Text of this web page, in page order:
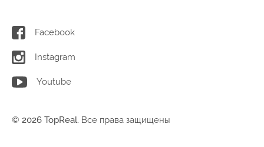
Facebook
Instagram
Youtube
© 2026 TopReal. Все права защищены